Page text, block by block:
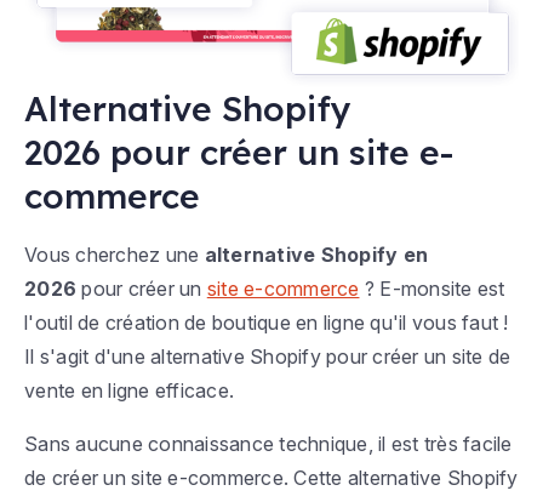
Alternative Shopify
2026 pour créer un site e-
commerce
Vous cherchez une alternative Shopify en
2026 pour créer un site e-commerce ? E-monsite est
l'outil de création de boutique en ligne qu'il vous faut !
Il s'agit d'une alternative Shopify pour créer un site de
vente en ligne efficace.
Sans aucune connaissance technique, il est très facile
de créer un site e-commerce. Cette alternative Shopify